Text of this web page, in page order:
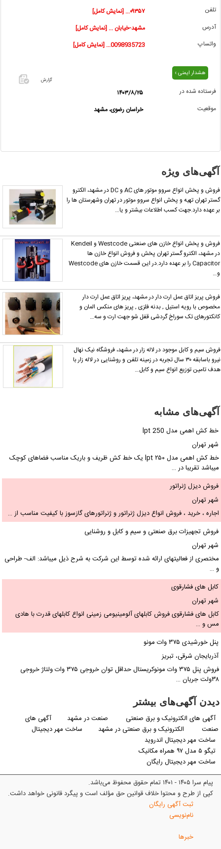
تلفن
۰۹۳۵۷... [نمایش کامل]
آدرس
مشهد-خیابان ... [نمایش کامل]
واتساپ
0098935723... [نمایش کامل]
هشدار ایمنی ›
گزارش
گزارش
دهید.
فرستاده شده در
۱۴۰۳/۸/۲۵
موقعیت
خراسان رضوی، مشهد
آگهی‌های ویژه
فروش و پخش انواع سروو موتور های AC و DC در مشهد، الکترو
گستر تهران تهیه و پخش انواع سروو موتور در تهران وشهرستان ها را
بر عهده دارد.جهت کسب اطلاعات بیشتر و یا…
فروش و پخش انواع خازن های صنعتی Westcode و Kendeil
در مشهد، الکترو گستر تهران پخش و فروش انواع خازن ها
Capacitor را بر عهده دارد.در این قسمت خازن های Westcode
و…
فروش پریز اتاق عمل ارت دار در مشهد، پریز اتاق عمل ارت دار
مخصوص با رویه استیل , بدنه فلزی , پریز های منکس المان و
کانکتورهای تک سوراخ گردشی قفل شو جهت ارت و سه…
سیم و کابل موجود در لاله زار در مشهد، فروشگاه نیک نهال
نیرو باسابقه ٣٠ سال تجربه در زمینه تلفن و روشنایی در لاله زار با
تامین توزیع انواع سیم و کابل…
آگهی‌های مشابه
خط کش اهمی مدل lpt 250
شهر تهران
خط کش اهمی مدل lpt ۲۵۰ یک خط کش ظریف و باریک مناسب فضاهای کوچک
میباشد تقریبا در …
فروش دیزل ژنراتور
شهر تهران
اجاره ، خرید ، فروش انواع دیزل ژنراتور و ژنراتورهای گازسوز با کیفیت مناسب از …
فروش تجهیزات برق صنعتی و سیم و کابل و روشنایی
شهر تهران
مختصری از فعالیتهای ارائه شده توسط این شرکت به شرح ذیل میباشد: الف- طراحی
و …
کابل های فشارقوی
شهر تهران
کابل های فشارقوی فروش کابلهای آلومینیومی زمینی انواع کابلهای قدرت با هادی
مس و …
پنل خورشیدی ۳۷۵ وات مونو
آذربایجان شرقی، تبریز
فروش پنل ۳۷۵ وات مونوکریستال حداقل توان خروجی ۳۷۵ وات ولتاژ خروجی
۳۸ولت جریان …
دیدن آگهی‌های بیشتر
آگهی های الکترونیک و برق صنعتی
صنعت در مشهد
آگهی های
صنعت
الکترونیک و برق صنعتی در مشهد
ساخت مهر دیجیتال
ساخت مهر دیجیتال اندروید
تیگو ۵ مدل ۹۷ همراه مکانیک
ساخت مهر دیجیتال رایگان
پیام سرا ۱۴۰۵ - ۱۴۰۱ تمام حقوق محفوظ می‌باشد.
کپی از طرح و محتوا خلاف قوانین حق مؤلف است و پیگرد قانونی خواهد داشت.
ثبت آگهی رایگان
نام‌نویسی
خبرها